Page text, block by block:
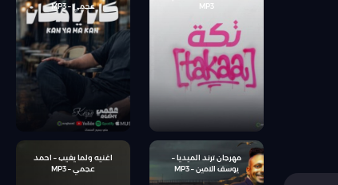
MP3
عجمي – MP3
مهرجان ترند الميديا –
يوسف الامين – MP3
اغنيه ولما يغيب – احمد
عجمي – MP3